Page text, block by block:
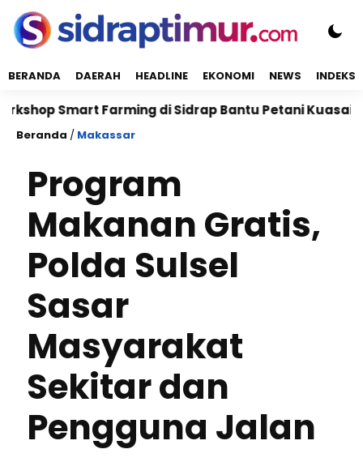
BERANDA DAERAH HEADLINE EKONOMI NEWS INDEKS
Smart Farming di Sidrap Bantu Petani Kuasai
Beranda / Makassar
Program
Makanan Gratis,
Polda Sulsel
Sasar
Masyarakat
Sekitar dan
Pengguna Jalan